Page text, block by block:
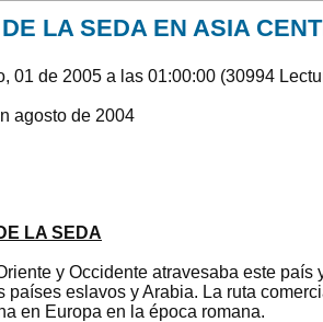
LA SEDA EN ASIA
01 de 2005 a las 01:00:00 (30994
agosto de 2004
LA SEDA
y Occidente atravesaba este
países eslavos y Arabia. La ruta
en Europa en la época romana.